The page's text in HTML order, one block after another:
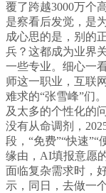
覆了跨越3000万个
是察看后发觉，是
成心思的是，别的
兵？这都成为业界
一些专业。细心一
师这一职业，互联
难求的“张雪峰”们
及太多的个性化的
没有从命调剂，
段，“免费”“快速
缘由，AI填报意愿
面临复杂需求时，
示，同日，去做一